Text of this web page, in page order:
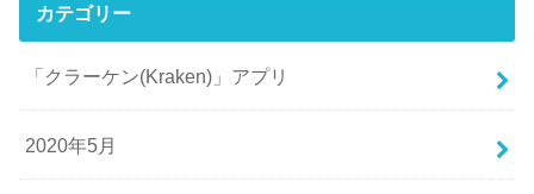
カテゴリー
「クラーケン(Kraken)」アプリ
2020年5月